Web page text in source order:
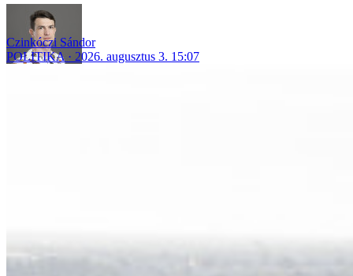
Czinkóczi Sándor
POLITIKA
2026. augusztus 3. 15:07